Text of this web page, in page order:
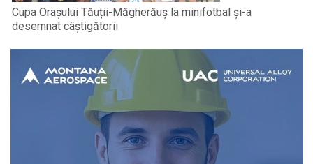
Cupa Orașului Tăuții-Măgherăuș la minifotbal și-a
desemnat câștigătorii